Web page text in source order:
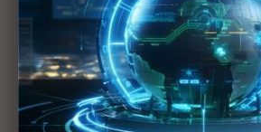
法國版Stargate？法國總統宣布以
歐洲版Stargate 法國總統：迎接
投資